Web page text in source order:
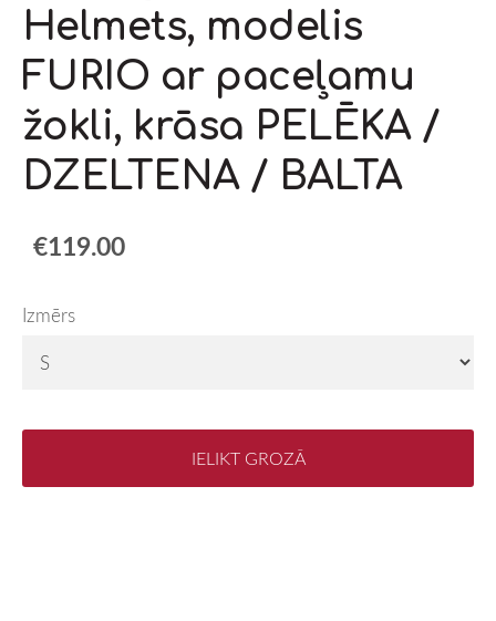
Helmets, modelis
FURIO ar paceļamu
žokli, krāsa PELĒKA /
DZELTENA / BALTA
€119.00
Izmērs
IELIKT GROZĀ